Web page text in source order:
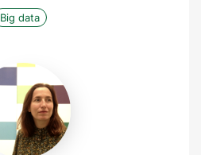
Big data
Charlotte
Gould